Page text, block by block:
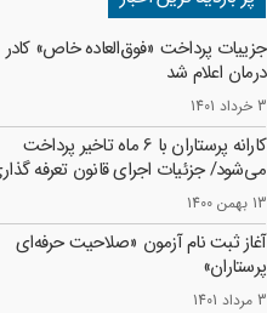
جزییات پرداخت «فوق‌العاده خاص» کادر
درمان اعلام شد
3 خرداد 1401
کارانه‌ پرستاران با 6 ماه تاخیر پرداخت
می‌شود/ جزئیات اجرای قانون تعرفه
13 بهمن 1400
آغاز ثبت نام آزمون «صلاحیت حرفه‌ای
پرستاران»
3 مرداد 1401